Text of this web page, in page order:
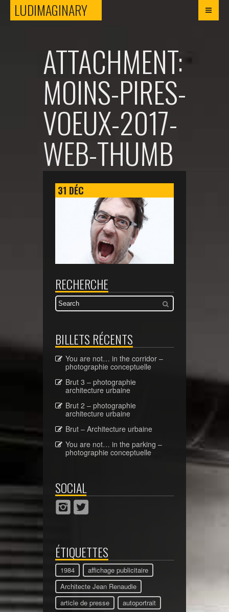
LUDIMAGINARYLUDIMAGINARY
ATTACHMENT:
MOINS-PIRES-
VOEUX-2017-
WEB-THUMB
31 DÉC
RECHERCHE
BILLETS RÉCENTS
You are not… in the corridor –
photographie conceptuelle
Brut 3 – photographie
architecture urbaine
Brut 2 – photographie
architecture urbaine
Brut – Architecture urbaine
You are not… in the parking –
photographie conceptuelle
SOCIAL
ÉTIQUETTES
1984
affichage publicitaire
Architecte Jean Renaudie
article de presse
autoportrait